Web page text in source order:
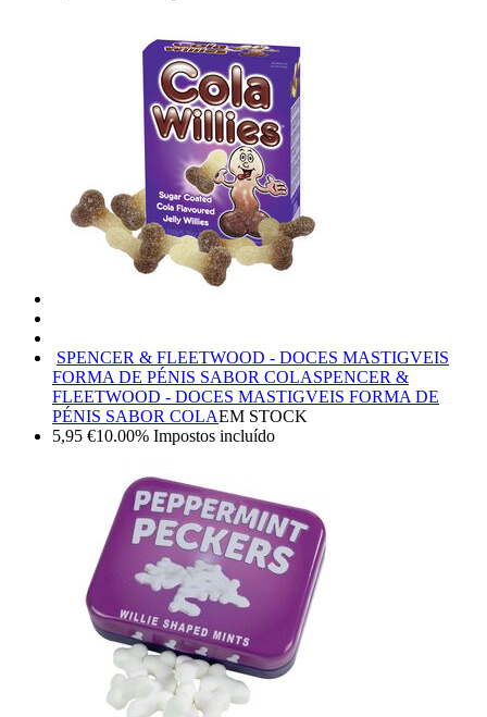
SPENCER & FLEETWOOD - DOCES MASTIGVEIS
FORMA DE PÉNIS SABOR COLASPENCER &
FLEETWOOD - DOCES MASTIGVEIS FORMA DE
PÉNIS SABOR COLAEM STOCK
5,95 €10.00% Impostos incluído